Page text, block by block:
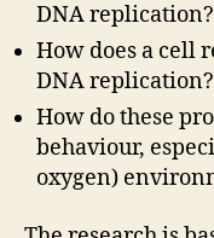
DNA replication?
How does a cell
DNA replication?
How do these
behaviour,
oxygen)